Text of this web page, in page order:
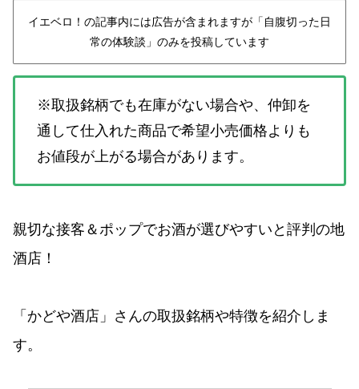
イエベロ！の記事内には広告が含まれますが「自腹切った日
常の体験談」のみを投稿しています
※取扱銘柄でも在庫がない場合や、仲卸を
通して仕入れた商品で希望小売価格よりも
お値段が上がる場合があります。
親切な接客＆ポップでお酒が選びやすいと評判の地
酒店！
「かどや酒店」さんの取扱銘柄や特徴を紹介しま
す。